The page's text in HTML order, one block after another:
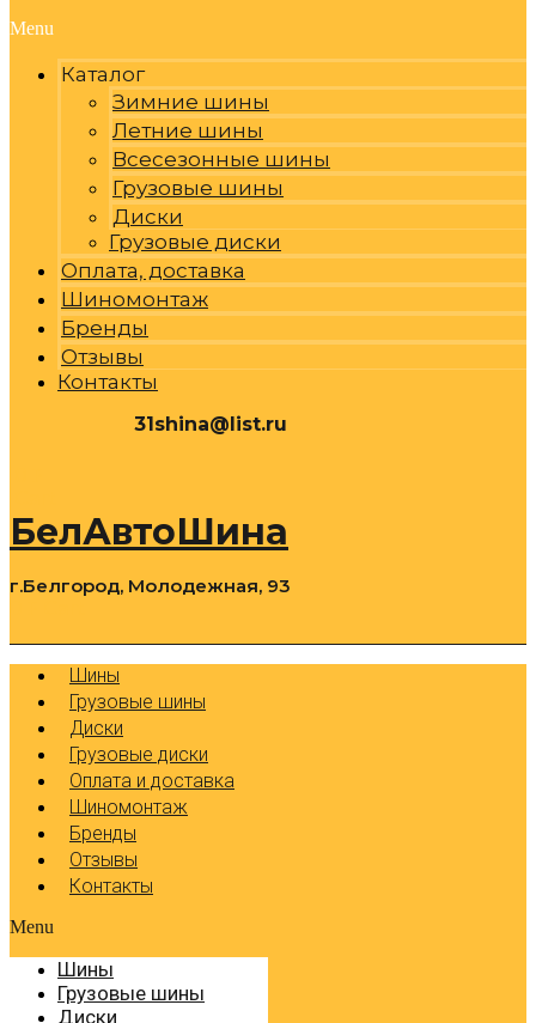
Menu
Каталог
Зимние шины
Летние шины
Всесезонные шины
Грузовые шины
Диски
Грузовые диски
Оплата, доставка
Шиномонтаж
Бренды
Отзывы
Контакты
31shina@list.ru
БелАвтоШина
г.Белгород, Молодежная, 93
Шины
Грузовые шины
Диски
Грузовые диски
Оплата и доставка
Шиномонтаж
Бренды
Отзывы
Контакты
Menu
Шины
Грузовые шины
Диски